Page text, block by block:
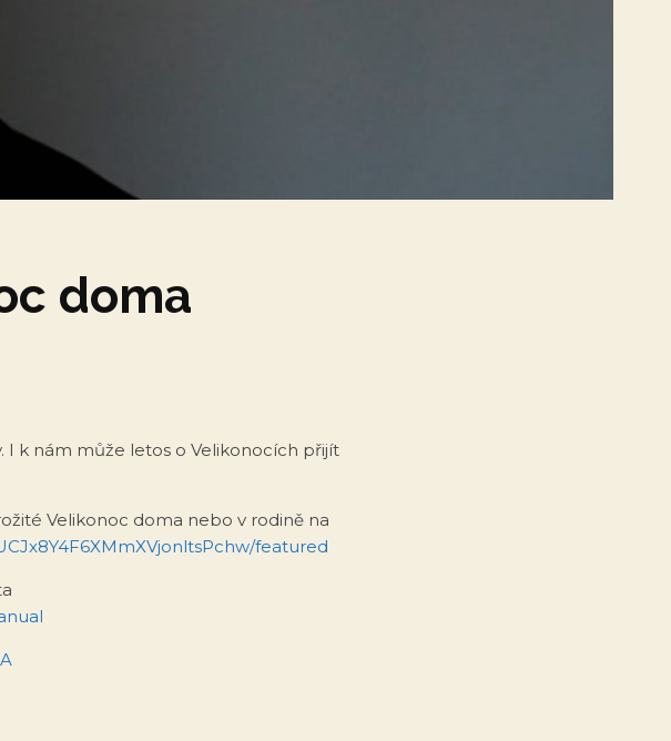
doma
I k nám může letos o Velikonocích přijít
Velikonoc doma nebo v rodině na
featured